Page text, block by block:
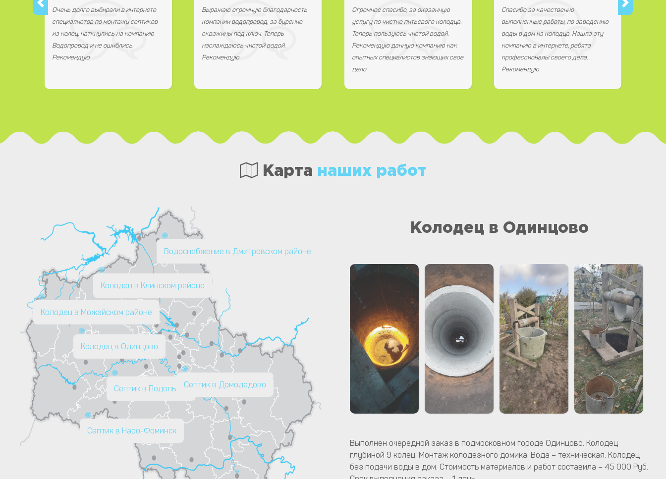
Очень долго выбирали в интернете
специалистов по монтажу септиков
из колец, наткнулись на компанию
Водопровод и не ошиблись.
Рекомендую
Выражаю огромную благодарность
компании водопровод, за бурение
скважины под ключ. Теперь
наслаждаюсь чистой водой.
Рекомендую
Огромное спасибо, за оказанную
услугу по чистке питьевого колодца.
Теперь пользуюсь чистой водой.
Рекомендую данную компанию как
опытных специалистов знающих свое
дело.
Спасибо за качественно
выполненные работы, по заведению
воды в дом из колодца. Нашла эту
компанию в интернете, ребята
профессионалы своего дела.
Рекомендую.
Карта наших работ
Колодец в Одинцово
Септик в Подольске
Септик в Наро-Фоминск
Колодец в Клинском районе
Колодец в Можайском районе
Водоснабжение в Дмитровском районе
Септик в Домодедово
Колодец в Одинцово
Выполнен очередной заказ в подмосковном городе Одинцово. Колодец
глубиной 9 колец. Монтаж колодезного домика. Вода – техническая. Колодец
без подачи воды в дом. Стоимость материалов и работ составила – 45 000 Руб.